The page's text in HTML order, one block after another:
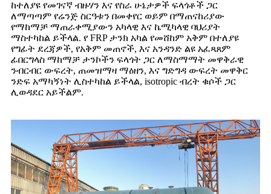
ከተለያዩ የመገናኛ ብዙሃን እና የስራ ሁኔታዎች ፍላጎቶች ጋር
ለማጣጣም የሬንጅ ስርዓቱን በመቀየር ወይም በማጠናከሪያው
የማከማቻ ማጠራቀሚያውን አካላዊ እና ኬሚካላዊ ባህሪያት
ማስተካከል ይችላል. የ FRP ታንክ አካል የመሸከም አቅም በተለያዩ
የግፊት ደረጃዎች, የአቅም መጠኖች, እና አንዳንድ ልዩ አፈጻጸም
ፊበርግላስ ማከማቻ ታንኮችን ፍላጎት ጋር ለማስማማት መዋቅራዊ
ንብርብር ውፍረት, ጠመዝማዛ ማዕዘን, እና ግድግዳ ውፍረት መዋቅር
ንድፍ አማካኝነት ሊስተካከል ይችላል, isotropic ብረት ቁሶች ጋር
ሊወዳደር አይችልም.